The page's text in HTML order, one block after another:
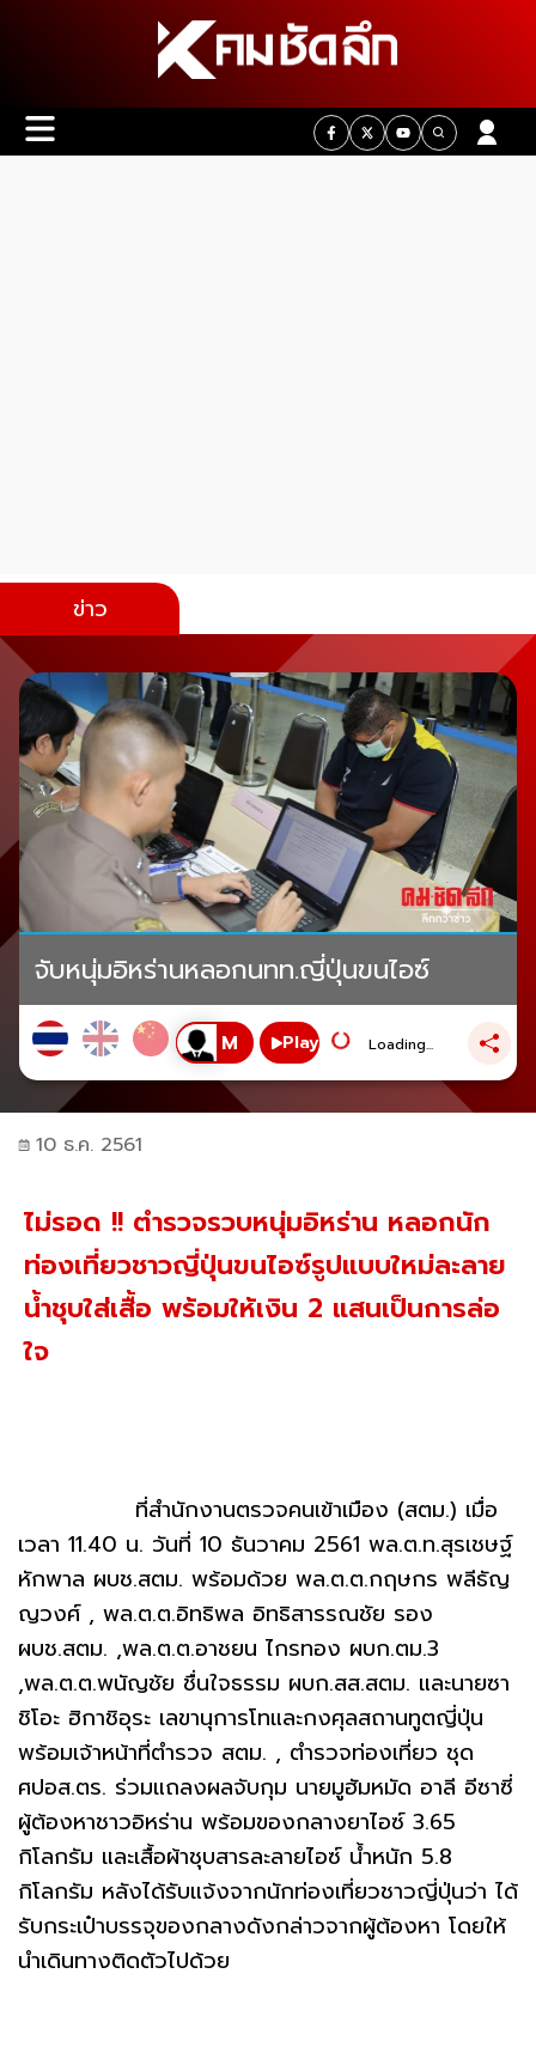
ข่าว
จับหนุ่มอิหร่านหลอกนทท.ญี่ปุ่นขนไอซ์
Play Loading...
10 ธ.ค. 2561
ไม่รอด !! ตำรวจรวบหนุ่มอิหร่าน หลอกนัก
ท่องเที่ยวชาวญี่ปุ่นขนไอซ์รูปแบบใหม่ละลาย
น้ำชุบใส่เสื้อ พร้อมให้เงิน 2 แสนเป็นการล่อ
ใจ
ที่สำนักงานตรวจคนเข้าเมือง (สตม.) เมื่อ
เวลา 11.40 น. วันที่ 10 ธันวาคม 2561 พล.ต.ท.สุรเชษฐ์
หักพาล ผบช.สตม. พร้อมด้วย พล.ต.ต.กฤษกร พลีธัญ
ญวงศ์ , พล.ต.ต.อิทธิพล อิทธิสารรณชัย รอง
ผบช.สตม. ,พล.ต.ต.อาชยน ไกรทอง ผบก.ตม.3
,พล.ต.ต.พนัญชัย ชื่นใจธรรม ผบก.สส.สตม. และนายซา
ชิโอะ ฮิกาชิอุระ เลขานุการโทและกงศุลสถานทูตญี่ปุ่น
พร้อมเจ้าหน้าที่ตำรวจ สตม. , ตำรวจท่องเที่ยว ชุด
ศปอส.ตร. ร่วมแถลงผลจับกุม นายมูฮัมหมัด อาลี อีซาซี่
ผู้ต้องหาชาวอิหร่าน พร้อมของกลางยาไอซ์ 3.65
กิโลกรัม และเสื้อผ้าชุบสารละลายไอซ์ น้ำหนัก 5.8
กิโลกรัม หลังได้รับแจ้งจากนักท่องเที่ยวชาวญี่ปุ่นว่า ได้
รับกระเป๋าบรรจุของกลางดังกล่าวจากผู้ต้องหา โดยให้
นำเดินทางติดตัวไปด้วย